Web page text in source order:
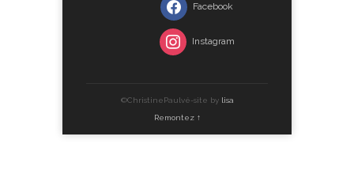
Facebook
Instagram
©ChristinePaulvé-site by lisa
Remontez ↑